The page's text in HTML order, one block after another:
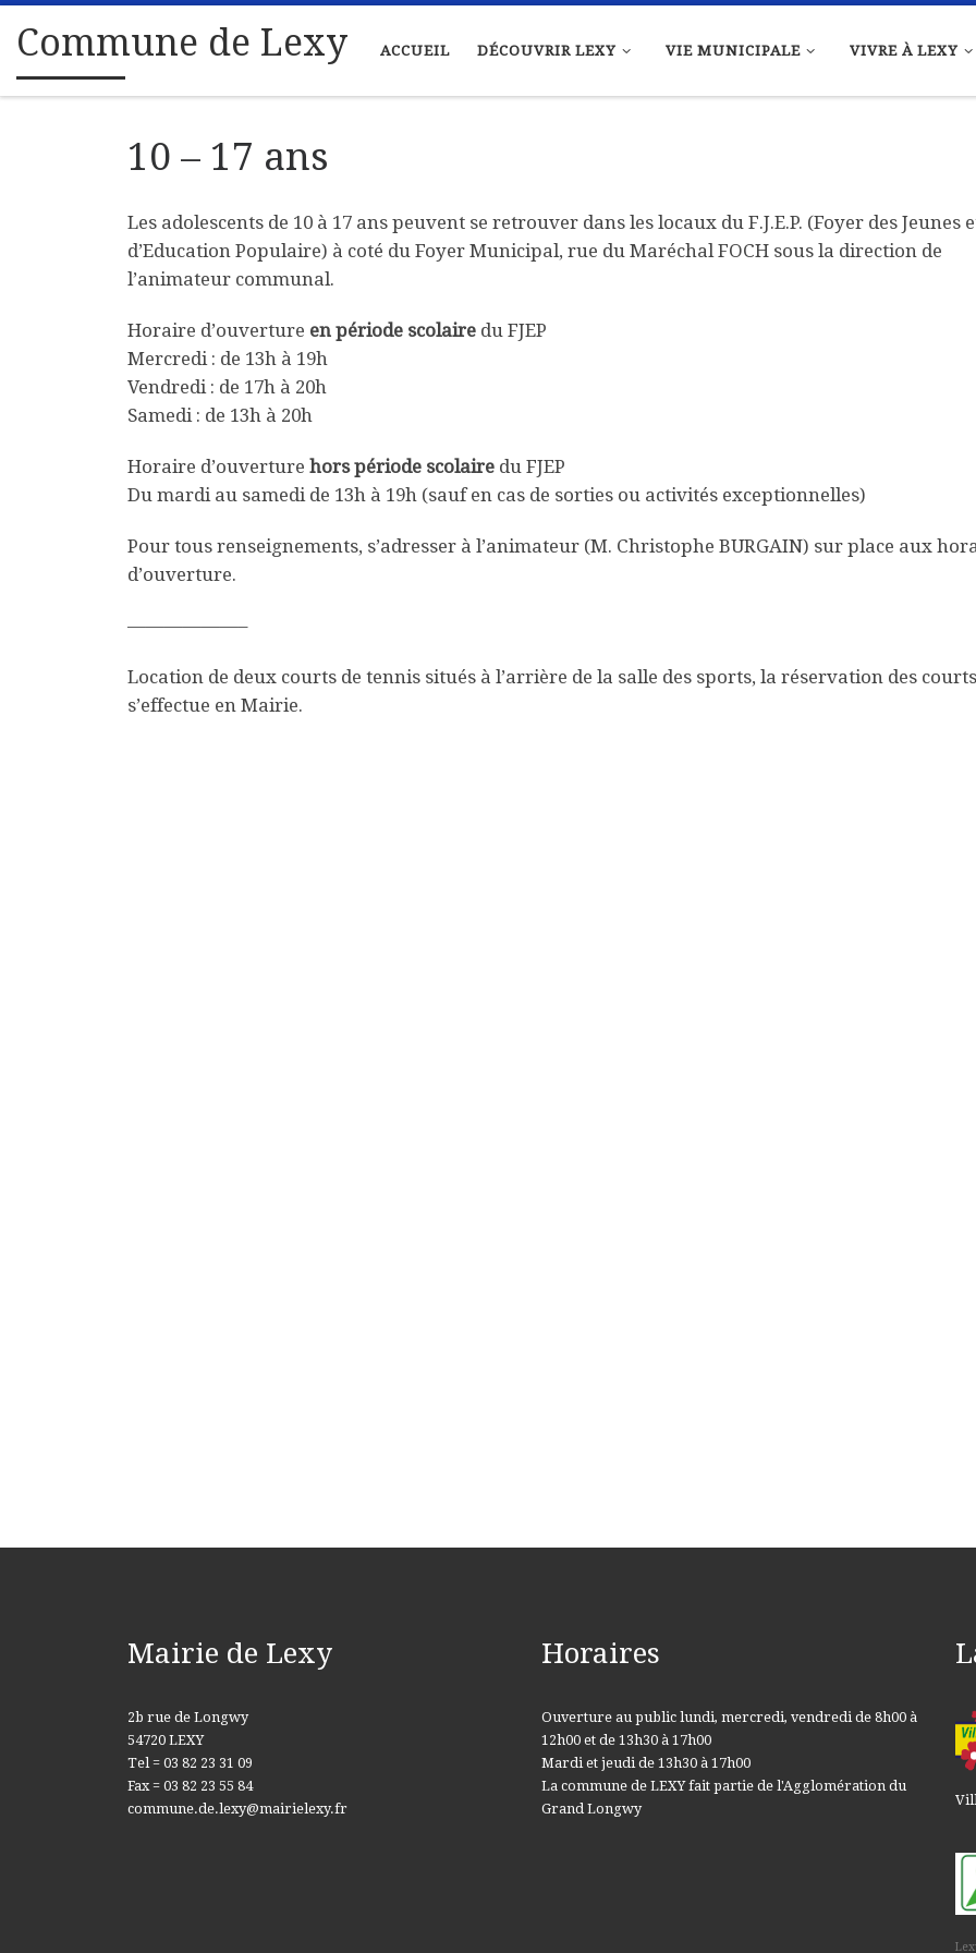
Passer au contenu
Commune de Lexy ACCUEIL DÉCOUVRIR LEXY VIE MUNICIPALE VIVRE À LEXY
10 – 17 ans
Les adolescents de 10 à 17 ans peuvent se retrouver dans les locaux du F.J.E.P. (Foyer des Jeunes
d’Education Populaire) à coté du Foyer Municipal, rue du Maréchal FOCH sous la direction de
l’animateur communal.
Horaire d’ouverture en période scolaire du FJEP
Mercredi : de 13h à 19h
Vendredi : de 17h à 20h
Samedi : de 13h à 20h
Horaire d’ouverture hors période scolaire du FJEP
Du mardi au samedi de 13h à 19h (sauf en cas de sorties ou activités exceptionnelles)
Pour tous renseignements, s’adresser à l’animateur (M. Christophe BURGAIN) sur place aux
d’ouverture.
——————–
Location de deux courts de tennis situés à l’arrière de la salle des sports, la réservation des courts
s’effectue en Mairie.
Mairie de Lexy
2b rue de Longwy
54720 LEXY
Tel = 03 82 23 31 09
Fax = 03 82 23 55 84
commune.de.lexy@mairielexy.fr
Horaires
Ouverture au public lundi, mercredi, vendredi de 8h00 à
12h00 et de 13h30 à 17h00
Mardi et jeudi de 13h30 à 17h00
La commune de LEXY fait partie de l'Agglomération du
Grand Longwy